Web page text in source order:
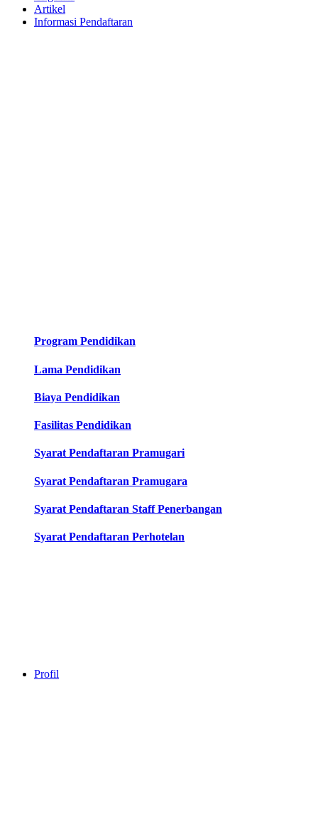
Artikel
Informasi Pendaftaran
Program Pendidikan
Lama Pendidikan
Biaya Pendidikan
Fasilitas Pendidikan
Syarat Pendaftaran Pramugari
Syarat Pendaftaran Pramugara
Syarat Pendaftaran Staff Penerbangan
Syarat Pendaftaran Perhotelan
Profil